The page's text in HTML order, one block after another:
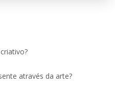
através da arte?